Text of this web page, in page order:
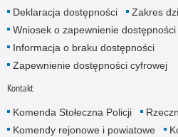
Deklaracja dostępności Zakres
Wniosek o zapewnienie dostępności
Informacja o braku dostępności
Zapewnienie dostępności cyfrowej
Kontakt
Komenda Stołeczna Policji
Komendy rejonowe i powiatowe